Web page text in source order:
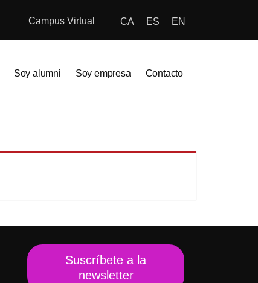
Campus Virtual CA ES EN
Soy alumni Soy empresa Contacto
Suscríbete a la
newsletter